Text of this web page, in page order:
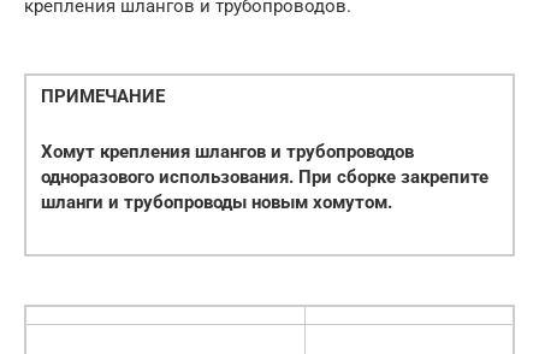
крепления шлангов и трубопроводов.
ПРИМЕЧАНИЕ
Хомут крепления шлангов и трубопроводов
одноразового использования. При сборке закрепите
шланги и трубопроводы новым хомутом.